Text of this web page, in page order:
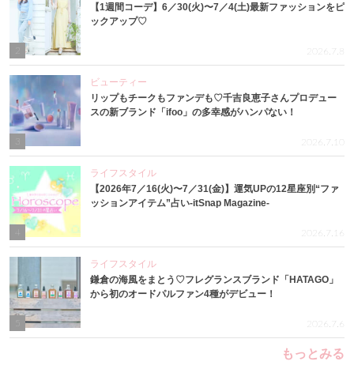
【1週間コーデ】6／30(火)〜7／4(土)最新ファッションをピ
ックアップ♡
2026.7.8
3
ビューティー
リップもチークもファンデも♡千吉良恵子さんプロデュー
スの新ブランド「ifoo」の多幸感がハンパない！
2026.7.10
4
ライフスタイル
【2026年7／16(火)〜7／31(金)】運気UPの12星座別“ファ
ッションアイテム”占い-itSnap Magazine-
2026.7.16
ライフスタイル
鎌倉の海風をまとう♡フレグランスブランド「HATAGO」
から初のオードパルファン4種がデビュー！
2026.7.6
もっとみる